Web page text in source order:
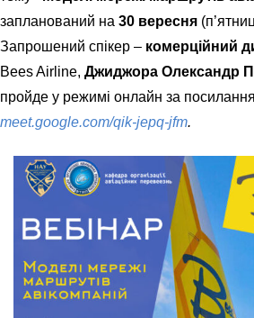
запланований на 30 вересня
Запрошений спікер – комерційний
Bees Airline, Джиджора Олександр
пройде у режимі онлайн за
meet.google.com/qik-jepq-jfm.